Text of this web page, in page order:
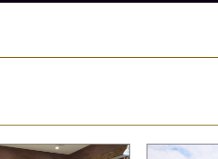
天候によって入荷してい
天候によって入荷してい
天候によって入荷してい